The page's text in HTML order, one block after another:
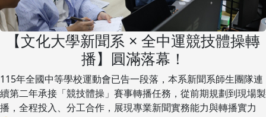
【文化大學新聞系 × 全中運競技體操轉
播】圓滿落幕！
115年全國中等學校運動會已告一段落，本系新聞系師生團隊連
續第二年承接「競技體操」賽事轉播任務，從前期規劃到現場製
播，全程投入、分工合作，展現專業新聞實務能力與轉播實力